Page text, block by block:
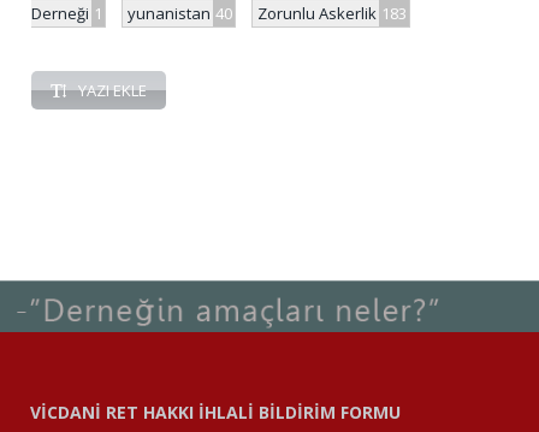
Derneği 1 yunanistan 40 Zorunlu Askerlik 183
YAZI EKLE
VİCDANİ RET HAKKI İHLALİ BİLDİRİM FORMU